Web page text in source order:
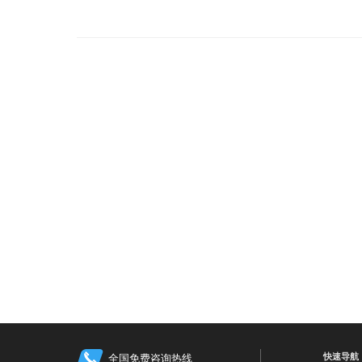
全国免费咨询热线 快速导航